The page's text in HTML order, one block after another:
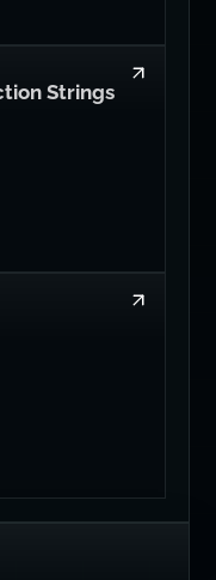
Strings